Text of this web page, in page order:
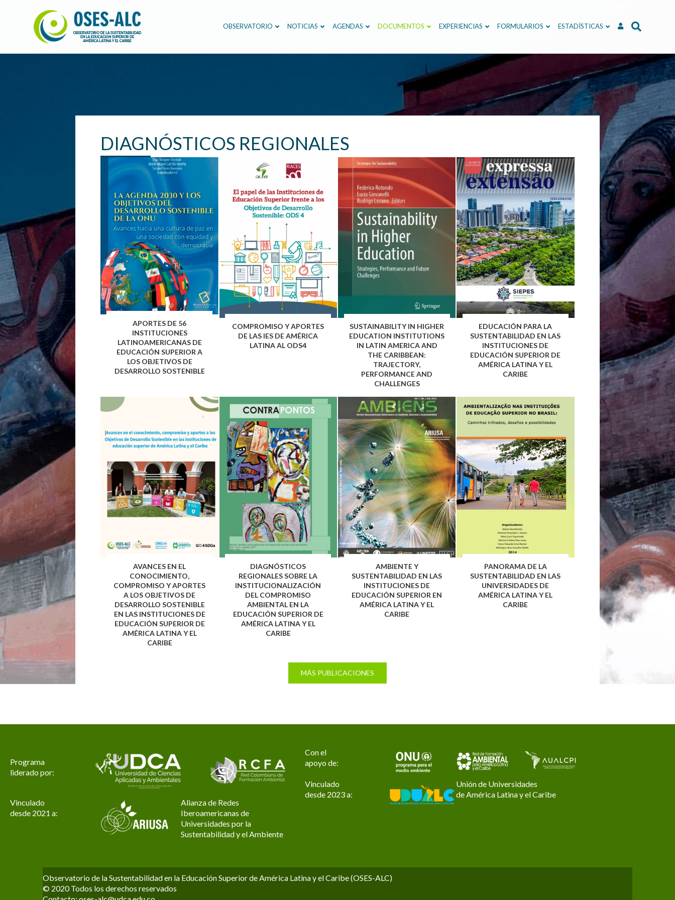
OBSERVATORIO NOTICIAS AGENDAS DOCUMENTOS EXPERIENCIAS FORMULARIOS ESTADÍSTICAS
DIAGNÓSTICOS REGIONALES
APORTES DE 56
INSTITUCIONES
LATINOAMERICANAS DE
EDUCACIÓN SUPERIOR A
LOS OBJETIVOS DE
DESARROLLO SOSTENIBLE
COMPROMISO Y APORTES
DE LAS IES DE AMÉRICA
LATINA AL ODS4
SUSTAINABILITY IN HIGHER
EDUCATION INSTITUTIONS
IN LATIN AMERICA AND
THE CARIBBEAN:
TRAJECTORY,
PERFORMANCE AND
CHALLENGES
EDUCACIÓN PARA LA
SUSTENTABILIDAD EN LAS
INSTITUCIONES DE
EDUCACIÓN SUPERIOR DE
AMÉRICA LATINA Y EL
CARIBE
AVANCES EN EL
CONOCIMIENTO,
COMPROMISO Y APORTES
A LOS OBJETIVOS DE
DESARROLLO SOSTENIBLE
EN LAS INSTITUCIONES DE
EDUCACIÓN SUPERIOR DE
AMÉRICA LATINA Y EL
CARIBE
DIAGNÓSTICOS
REGIONALES SOBRE LA
INSTITUCIONALIZACIÓN
DEL COMPROMISO
AMBIENTAL EN LA
EDUCACIÓN SUPERIOR DE
AMÉRICA LATINA Y EL
CARIBE
AMBIENTE Y
SUSTENTABILIDAD EN LAS
INSTITUCIONES DE
EDUCACIÓN SUPERIOR EN
AMÉRICA LATINA Y EL
CARIBE
PANORAMA DE LA
SUSTENTABILIDAD EN LAS
UNIVERSIDADES DE
AMÉRICA LATINA Y EL
CARIBE
MÁS PUBLICACIONES
Programa
liderado por:
Vinculado
desde 2021 a:
Alianza de Redes
Iberoamericanas de
Universidades por la
Sustentabilidad y el Ambiente
Con el
apoyo de:
Vinculado
desde 2023 a:
Unión de Universidades
de América Latina y el Caribe
Observatorio de la Sustentabilidad en la Educación Superior de América Latina y el Caribe (OSES-ALC)
© 2020 Todos los derechos reservados